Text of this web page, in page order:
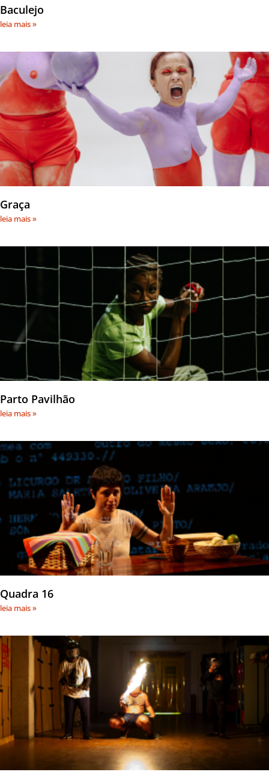
Baculejo
leia mais »
Graça
leia mais »
Parto Pavilhão
leia mais »
Quadra 16
leia mais »